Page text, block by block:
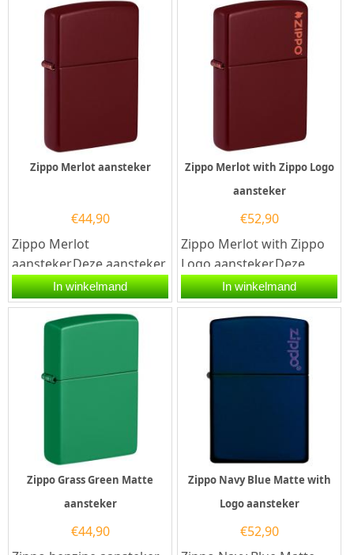
Glacier...
Zippo Merlot aansteker
€44,90
Zippo Merlot
aansteker.Deze aansteker
Zippo heeft een coating in
de kleur Merlot.Een
Zippo...
In winkelmand
Zippo Merlot with Zippo Logo
aansteker
€52,90
Zippo Merlot with Zippo
Logo aansteker.Deze
aansteker Zippo heeft
een coating in de kleur
Merlot...
In winkelmand
Zippo Grass Green Matte
aansteker
€44,90
Zippo Navy Blue Matte with
Logo aansteker
€52,90